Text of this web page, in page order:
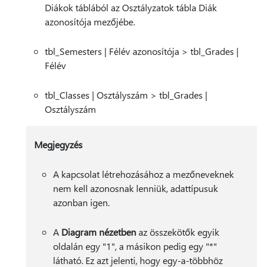
Diákok táblából az Osztályzatok tábla Diák
azonosítója mezőjébe.
tbl_Semesters | Félév azonosítója > tbl_Grades |
Félév
tbl_Classes | Osztályszám > tbl_Grades |
Osztályszám
Megjegyzés
A kapcsolat létrehozásához a mezőneveknek
nem kell azonosnak lenniük, adattípusuk
azonban igen.
A Diagram nézetbenaz összekötők egyik
oldalán egy "1", a másikon pedig egy "*"
látható. Ez azt jelenti, hogy egy-a-többhöz